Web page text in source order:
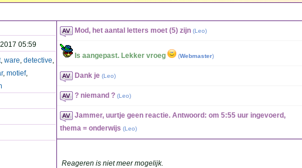
05:59
, ware, detective,
, motief,
Mod, het aantal letters moet (5) zijn (Leo)
Is aangepast. Lekker vroeg (Webmaster)
Dank je (Leo)
? niemand ? (Leo)
Jammer, uurtje geen reactie. Antwoord: om 5:55 uur ingevoerd,
thema = onderwijs (Leo)
Reageren is niet meer mogelijk.